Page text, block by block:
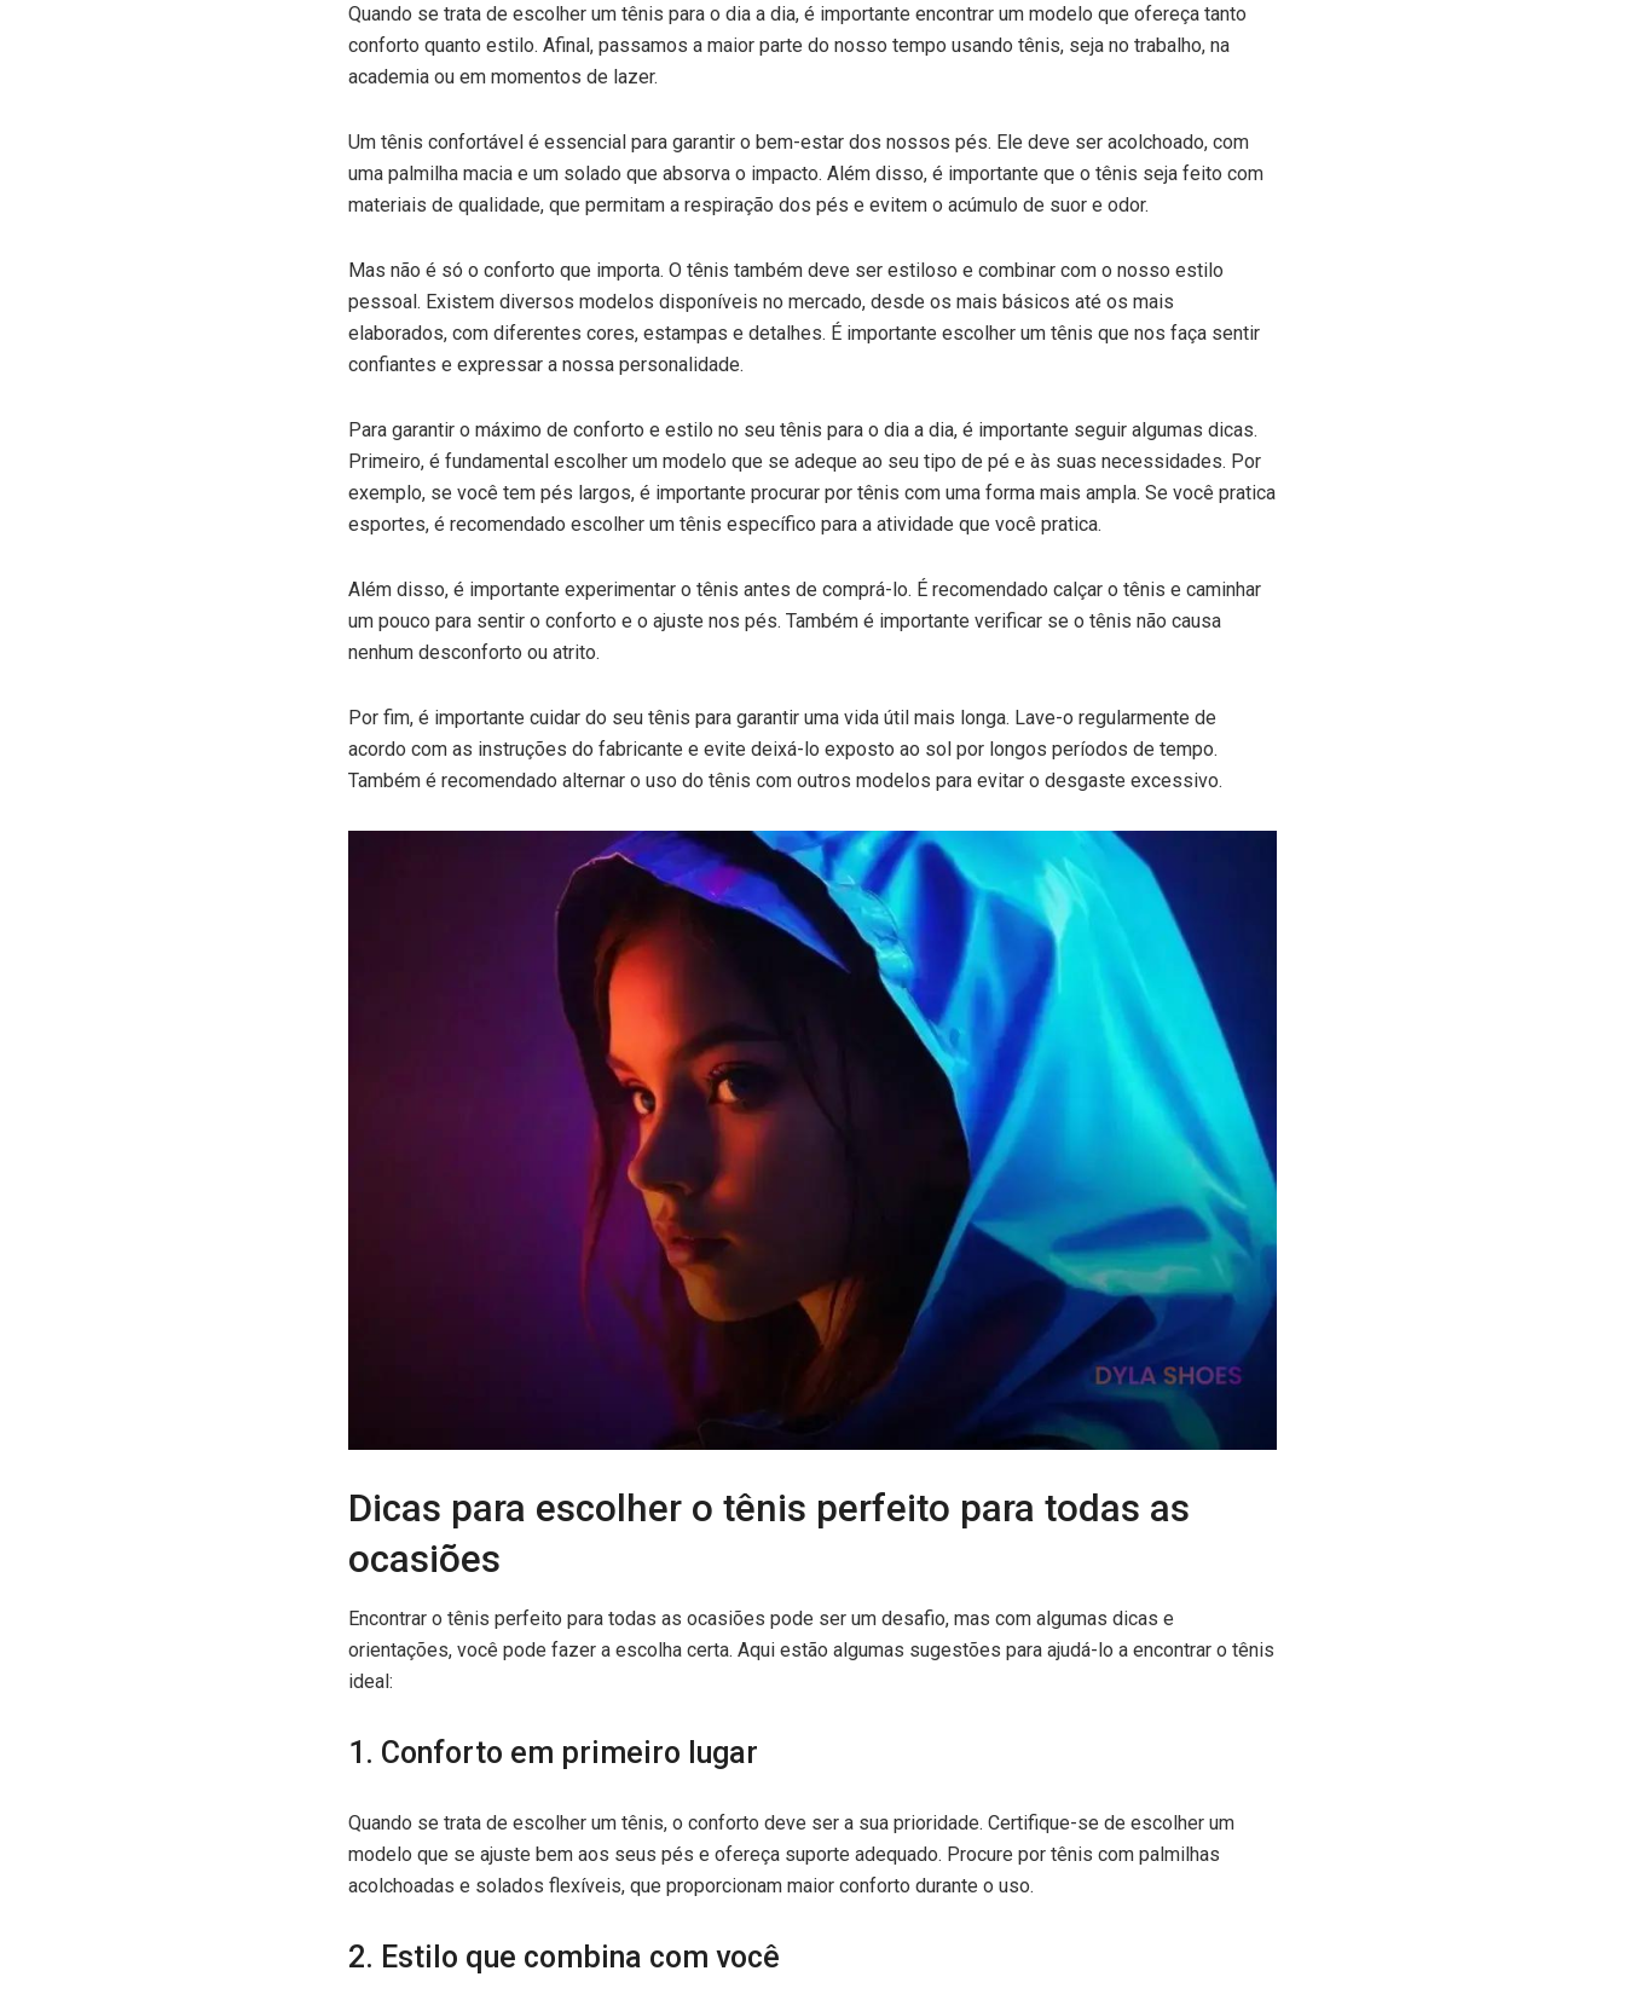
Quando se trata de escolher um tênis para o dia a dia, é importante encontrar um modelo que ofereça tanto
conforto quanto estilo. Afinal, passamos a maior parte do nosso tempo usando tênis, seja no trabalho, na
academia ou em momentos de lazer.
Um tênis confortável é essencial para garantir o bem-estar dos nossos pés. Ele deve ser acolchoado, com
uma palmilha macia e um solado que absorva o impacto. Além disso, é importante que o tênis seja feito com
materiais de qualidade, que permitam a respiração dos pés e evitem o acúmulo de suor e odor.
Mas não é só o conforto que importa. O tênis também deve ser estiloso e combinar com o nosso estilo
pessoal. Existem diversos modelos disponíveis no mercado, desde os mais básicos até os mais
elaborados, com diferentes cores, estampas e detalhes. É importante escolher um tênis que nos faça sentir
confiantes e expressar a nossa personalidade.
Para garantir o máximo de conforto e estilo no seu tênis para o dia a dia, é importante seguir algumas dicas.
Primeiro, é fundamental escolher um modelo que se adeque ao seu tipo de pé e às suas necessidades. Por
exemplo, se você tem pés largos, é importante procurar por tênis com uma forma mais ampla. Se você pratica
esportes, é recomendado escolher um tênis específico para a atividade que você pratica.
Além disso, é importante experimentar o tênis antes de comprá-lo. É recomendado calçar o tênis e caminhar
um pouco para sentir o conforto e o ajuste nos pés. Também é importante verificar se o tênis não causa
nenhum desconforto ou atrito.
Por fim, é importante cuidar do seu tênis para garantir uma vida útil mais longa. Lave-o regularmente de
acordo com as instruções do fabricante e evite deixá-lo exposto ao sol por longos períodos de tempo.
Também é recomendado alternar o uso do tênis com outros modelos para evitar o desgaste excessivo.
Dicas para escolher o tênis perfeito para todas as
ocasiões
Encontrar o tênis perfeito para todas as ocasiões pode ser um desafio, mas com algumas dicas e
orientações, você pode fazer a escolha certa. Aqui estão algumas sugestões para ajudá-lo a encontrar o tênis
ideal:
1. Conforto em primeiro lugar
Quando se trata de escolher um tênis, o conforto deve ser a sua prioridade. Certifique-se de escolher um
modelo que se ajuste bem aos seus pés e ofereça suporte adequado. Procure por tênis com palmilhas
acolchoadas e solados flexíveis, que proporcionam maior conforto durante o uso.
2. Estilo que combina com você